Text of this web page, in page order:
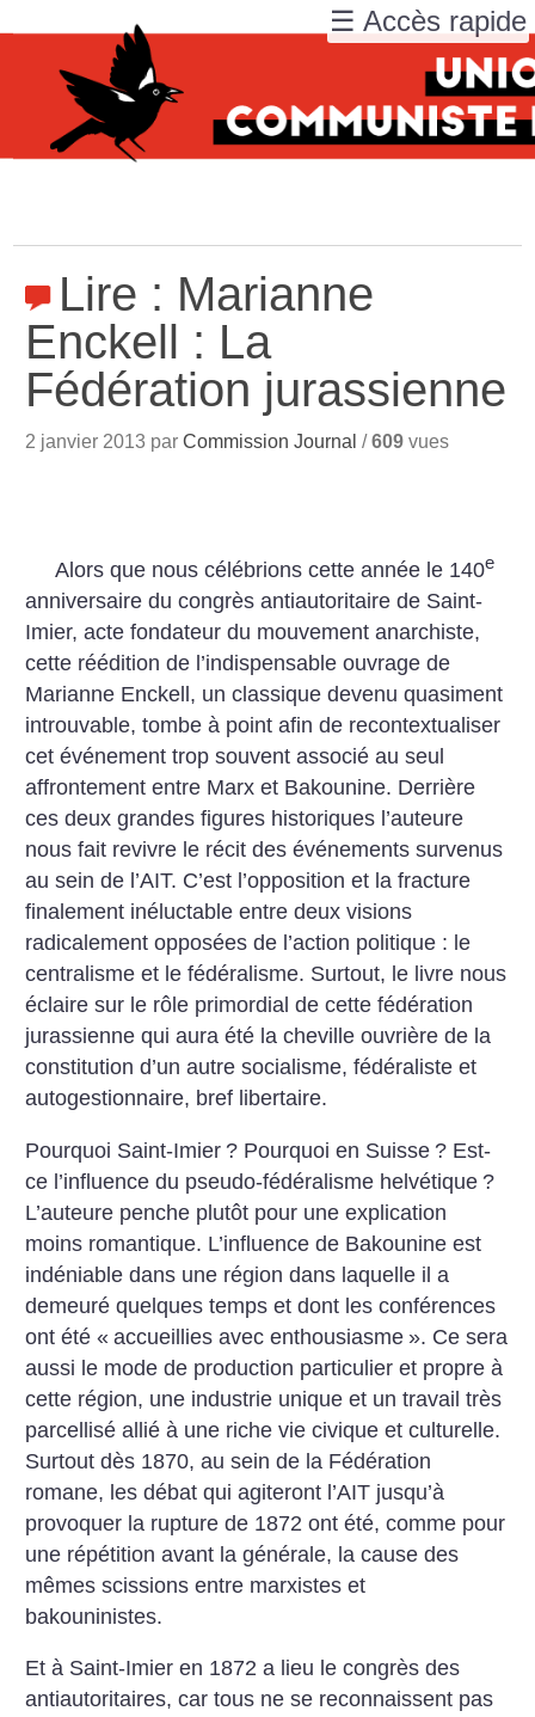
Lire : Marianne
Enckell : La
Fédération jurassienne
2 janvier 2013 parCommission Journal /609 vues
Alors que nous célébrions cette année le 140e
anniversaire du congrès antiautoritaire de Saint-
Imier, acte fondateur du mouvement anarchiste,
cette réédition de l’indispensable ouvrage de
Marianne Enckell, un classique devenu quasiment
introuvable, tombe à point afin de recontextualiser
cet événement trop souvent associé au seul
affrontement entre Marx et Bakounine. Derrière
ces deux grandes figures historiques l’auteure
nous fait revivre le récit des événements survenus
au sein de l’AIT. C’est l’opposition et la fracture
finalement inéluctable entre deux visions
radicalement opposées de l’action politique : le
centralisme et le fédéralisme. Surtout, le livre nous
éclaire sur le rôle primordial de cette fédération
jurassienne qui aura été la cheville ouvrière de la
constitution d’un autre socialisme, fédéraliste et
autogestionnaire, bref libertaire.
Pourquoi Saint-Imier ? Pourquoi en Suisse ? Est-
ce l’influence du pseudo-fédéralisme helvétique ?
L’auteure penche plutôt pour une explication
moins romantique. L’influence de Bakounine est
indéniable dans une région dans laquelle il a
demeuré quelques temps et dont les conférences
ont été « accueillies avec enthousiasme ». Ce sera
aussi le mode de production particulier et propre à
cette région, une industrie unique et un travail très
parcellisé allié à une riche vie civique et culturelle.
Surtout dès 1870, au sein de la Fédération
romane, les débat qui agiteront l’AIT jusqu’à
provoquer la rupture de 1872 ont été, comme pour
une répétition avant la générale, la cause des
mêmes scissions entre marxistes et
bakouninistes.
Et à Saint-Imier en 1872 a lieu le congrès des
antiautoritaires, car tous ne se reconnaissent pas
☰ Accès rapide